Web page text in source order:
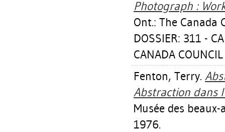
Photograph :
Ont.: The Canada
DOSSIER: 311 -
CANADA
Fenton, Terry.
Abstraction dans
Musée des
1976.